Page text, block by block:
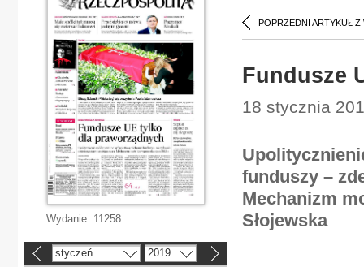
POPRZEDNI ARTYKUŁ Z
Fundusze
18 stycznia
funduszy –
Mechanizm
Słojewska
Wydanie: 11258
styczeń 2019